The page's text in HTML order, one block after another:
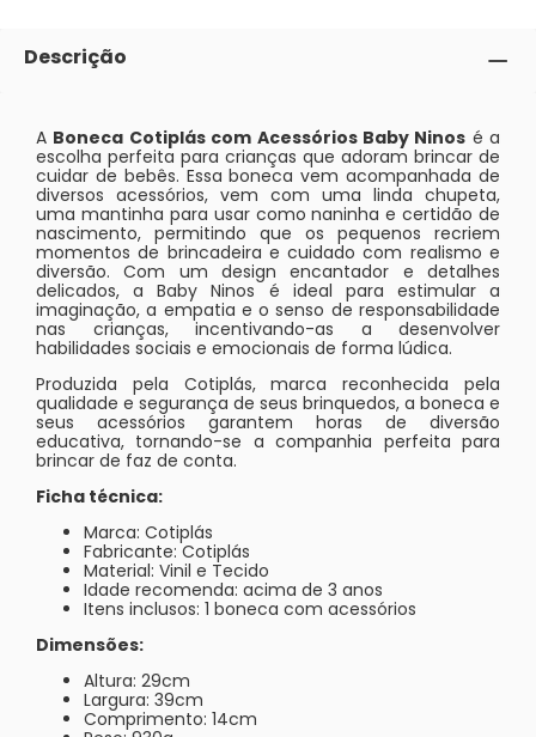
Descrição
A Boneca Cotiplás com Acessórios Baby Ninos é a
escolha perfeita para crianças que adoram brincar de
cuidar de bebês. Essa boneca vem acompanhada de
diversos acessórios, vem com uma linda chupeta,
uma mantinha para usar como naninha e certidão de
nascimento, permitindo que os pequenos recriem
momentos de brincadeira e cuidado com realismo e
diversão. Com um design encantador e detalhes
delicados, a Baby Ninos é ideal para estimular a
imaginação, a empatia e o senso de responsabilidade
nas crianças, incentivando-as a desenvolver
habilidades sociais e emocionais de forma lúdica.
Produzida pela Cotiplás, marca reconhecida pela
qualidade e segurança de seus brinquedos, a boneca e
seus acessórios garantem horas de diversão
educativa, tornando-se a companhia perfeita para
brincar de faz de conta.
Ficha técnica:
Marca: Cotiplás
Fabricante: Cotiplás
Material: Vinil e Tecido
Idade recomenda: acima de 3 anos
Itens inclusos: 1 boneca com acessórios
Dimensões:
Altura: 29cm
Largura: 39cm
Comprimento: 14cm